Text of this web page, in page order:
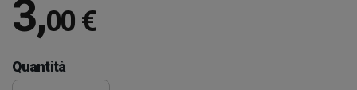
3,00 €
Quantità